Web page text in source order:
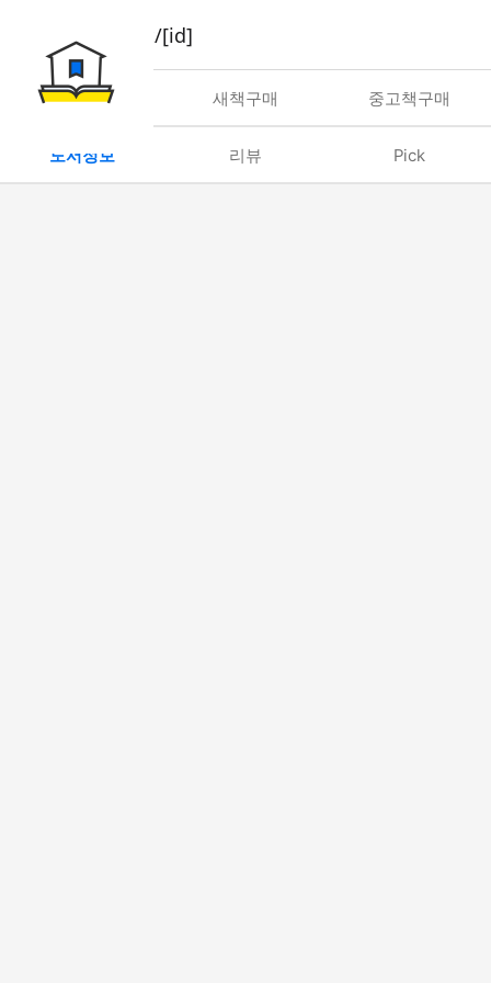
book/rent/[id]
대여 새책구매 중고책구매
도서정보 리뷰 Pick